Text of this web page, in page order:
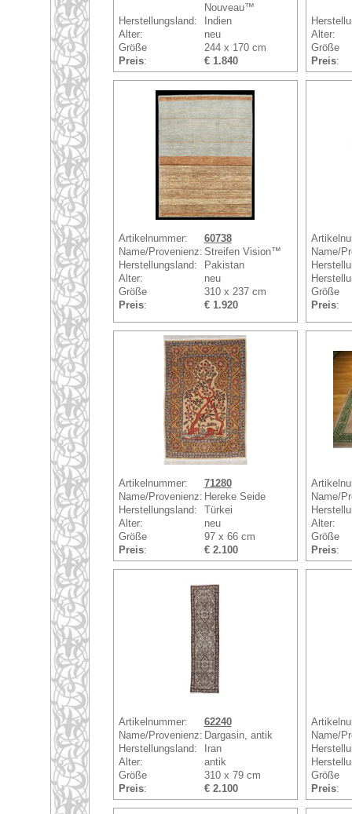
Nouveau™
Herstellungsland:
Indien
Alter:
neu
Größe
244 x 170 cm
Preis: € 1.840
Alter:
Größe
Preis:
Artikelnummer:
60738
Name/Provenienz: Streifen Vision™
Herstellungsland:
Pakistan
Alter:
neu
Größe
310 x 237 cm
Preis: € 1.920
Name/
Größe
Preis:
Artikelnummer:
71280
Name/Provenienz: Hereke Seide
Herstellungsland:
Türkei
Alter:
neu
Größe
97 x 66 cm
Preis: € 2.100
Name/
Alter:
Größe
Preis:
Artikelnummer:
62240
Name/Provenienz: Dargasin, antik
Herstellungsland:
Iran
Alter:
antik
Größe
310 x 79 cm
Preis: € 2.100
Name/
Größe
Preis: